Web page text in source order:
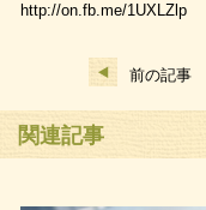
http://on.fb.me/1UXLZlp
前の記事
関連記事